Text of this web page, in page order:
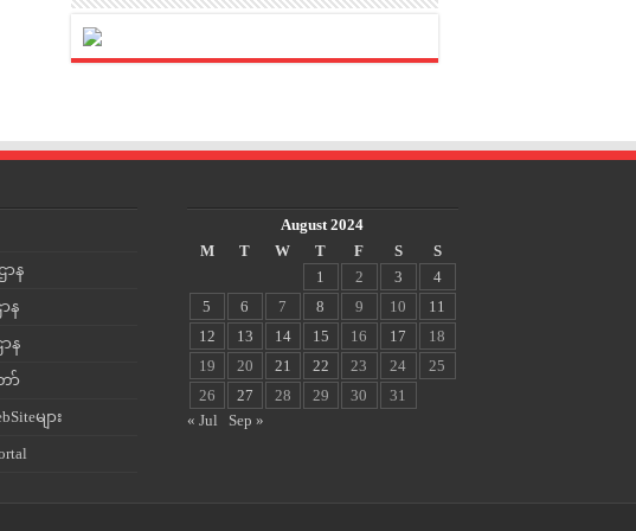
န
န
ာန
ာ်
များ
August 2024
M
T W T F S
S
1
2 3
4
5
6 7 8 9 10
11
12
13 14 15 16 17
18
19
20 21 22 23 24
25
26
27 28 29 30
31
« Jul
Sep »